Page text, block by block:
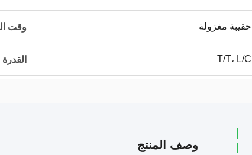
حقيبة مغزولة وقت
T/T، L/C
وصف المنتج